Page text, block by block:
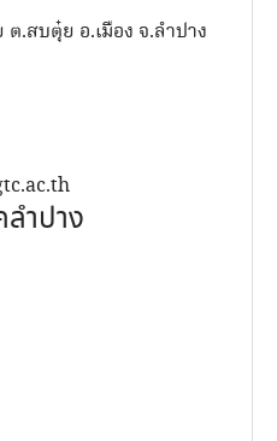
.สบตุ๋ย อ.เมือง จ.ลำปาง
ำปาง